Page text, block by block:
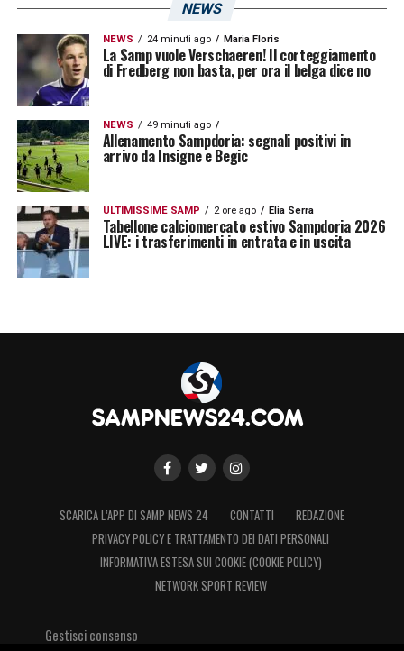
NEWS
NEWS 24 minuti ago Maria Floris
La Samp vuole Verschaeren! Il corteggiamento
di Fredberg non basta, per ora il belga dice no
NEWS 49 minuti ago
Allenamento Sampdoria: segnali positivi in
arrivo da Insigne e Begic
ULTIMISSIME SAMP 2 ore ago Elia Serra
Tabellone calciomercato estivo Sampdoria 2026
LIVE: i trasferimenti in entrata e in uscita
SCARICA L’APP DI SAMP NEWS 24 CONTATTI
REDAZIONE
PRIVACY POLICY E TRATTAMENTO DEI DATI PERSONALI
INFORMATIVA ESTESA SUI COOKIE (COOKIE POLICY)
NETWORK SPORT REVIEW
Gestisci consenso